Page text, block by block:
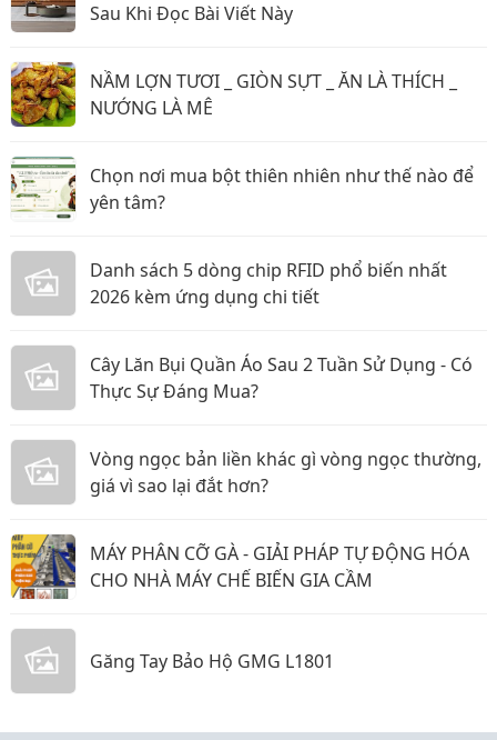
Sau Khi Đọc Bài Viết Này
NẦM LỢN TƯƠI _ GIÒN SỰT _ ĂN LÀ THÍCH _
NƯỚNG LÀ MÊ
Chọn nơi mua bột thiên nhiên như thế nào để
yên tâm?
Danh sách 5 dòng chip RFID phổ biến nhất
2026 kèm ứng dụng chi tiết
Cây Lăn Bụi Quần Áo Sau 2 Tuần Sử Dụng - Có
Thực Sự Đáng Mua?
Vòng ngọc bản liền khác gì vòng ngọc thường,
giá vì sao lại đắt hơn?
MÁY PHÂN CỠ GÀ - GIẢI PHÁP TỰ ĐỘNG HÓA
CHO NHÀ MÁY CHẾ BIẾN GIA CẦM
Găng Tay Bảo Hộ GMG L1801